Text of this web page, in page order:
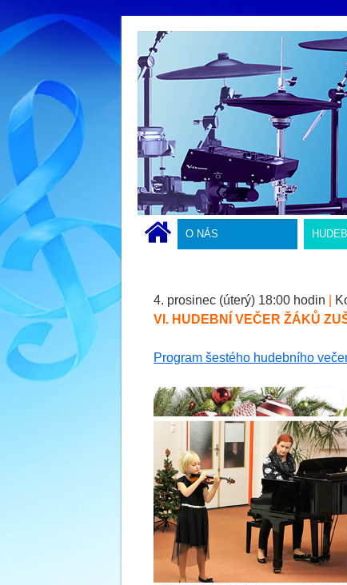
O NÁS
4. prosinec (úterý) 18:00 hodin
VI. HUDEBNÍ VEČER ŽÁKŮ
Program šestého hudebního